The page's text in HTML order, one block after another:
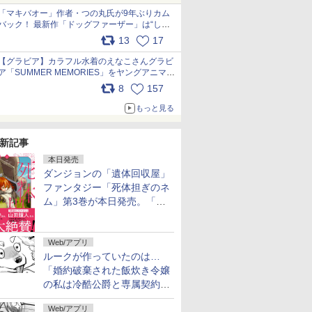
マキバオー」作者・つの丸氏が9年ぶりカム
ック！ 最新作「ドッグファーザー」は“しゃ
らない動物”とのリアルな暮らしを描く 「も
これ以上の幸せはない」……一緒に暮らす愛
犬たちへ… pic.x.com/hEr88DgVyD
13 17
グラビア】カラフル水着のえなこさんグラビ
「SUMMER MEMORIES」をヤングアニマル
Webで公開中 pic.x.com/wdmmjZ7DnV
8 157
もっと見る
記事
本日発売
ダンジョンの「遺体回収屋」
ファンタジー「死体担ぎのネ
ム」第3巻が本日発売。「フ
Web/アプリ
ルークが作っていたのは…
「婚約破棄された飯炊き令嬢
の私は冷酷公爵と専属契約し
ました」の「おまけ24」が無
Web/アプリ